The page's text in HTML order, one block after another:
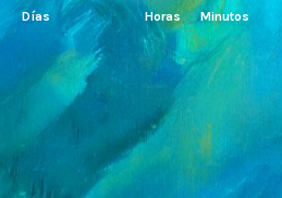
Días Horas Minutos